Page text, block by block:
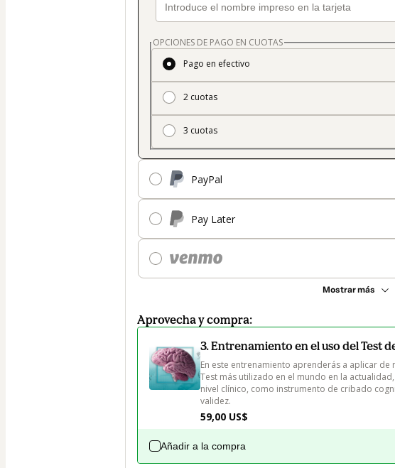
OPCIONES DE PAGO EN CUOTAS
Pago en efectivo
2 cuotas
3 cuotas
PayPal
Pay Later
Mostrar más
Aprovecha y compra:
3. Entrenamiento en el uso del Test
En este entrenamiento aprenderás a aplicar
Test más utilizado en el mundo en la
nivel clínico, como instrumento de cribado
validez.
59,00 US$
Añadir a la compra